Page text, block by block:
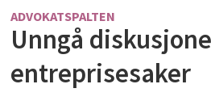
ADVOKATSPALTEN
Unngå
entreprisesaker